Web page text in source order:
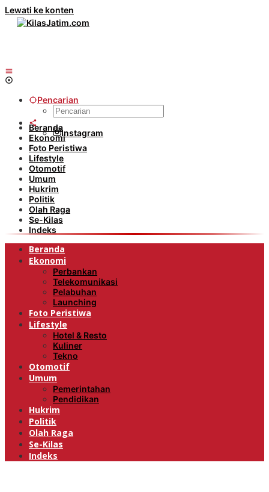
Lewati ke konten
Pencarian
Instagram
Beranda
Ekonomi
Foto Peristiwa
Lifestyle
Otomotif
Umum
Hukrim
Politik
Olah Raga
Se-Kilas
Indeks
Beranda
Ekonomi
Perbankan
Telekomunikasi
Pelabuhan
Launching
Foto Peristiwa
Lifestyle
Hotel & Resto
Kuliner
Tekno
Otomotif
Umum
Pemerintahan
Pendidikan
Hukrim
Politik
Olah Raga
Se-Kilas
Indeks